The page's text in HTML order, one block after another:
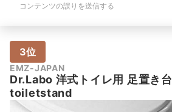
コンテンツの誤りを送信する
3位
EMZ-JAPAN
Dr.Labo 洋式トイレ用 足置き台
toiletstand